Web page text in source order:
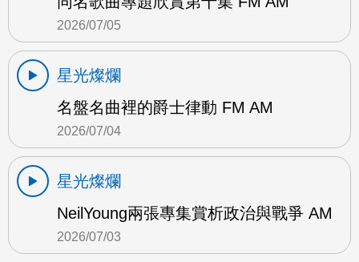
2026/07/05
星光燦爛
名盤名曲裡的爵士律動 FM AM
2026/07/04
星光燦爛
NeilYoung兩張專集賞析政治與戰爭 AM
2026/07/03